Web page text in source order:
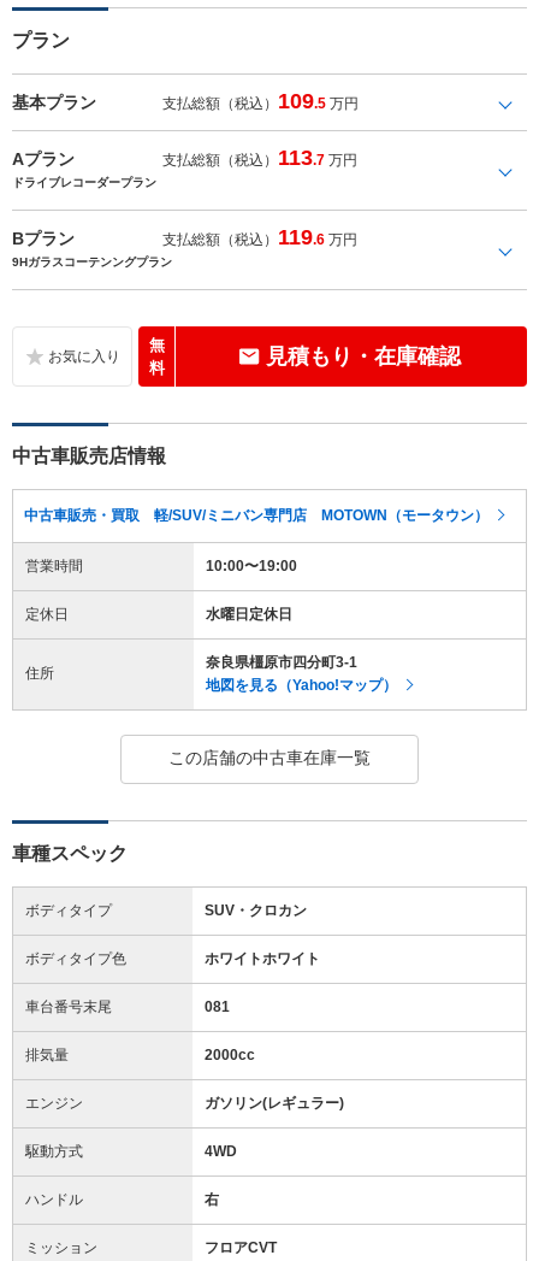
プラン
基本プラン 支払総額（税込） 109.5 万円
Aプラン 支払総額（税込） 113.7 万円
ドライブレコーダープラン
Bプラン 支払総額（税込） 119.6 万円
9Hガラスコーテンングプラン
無
料
見積もり・在庫確認
中古車販売店情報
中古車販売・買取 軽/SUV/ミニバン専門店 MOTOWN（モータウン）
営業時間 10:00〜19:00
定休日 水曜日定休日
住所
奈良県橿原市四分町3-1
地図を見る（Yahoo!マップ）
この店舗の中古車在庫一覧
車種スペック
ボディタイプ SUV・クロカン
ボディタイプ色 ホワイトホワイト
車台番号末尾 081
排気量 2000cc
エンジン ガソリン(レギュラー)
駆動方式 4WD
ハンドル 右
ミッション フロアCVT